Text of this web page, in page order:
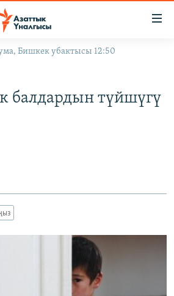
Бишкек убактысы 12:50
балдардын түйшүгү